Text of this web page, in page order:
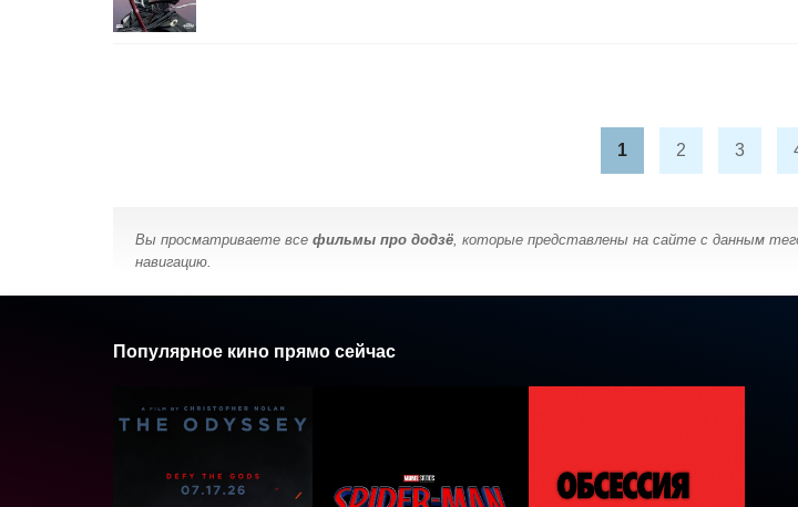
1 2 3
Вы просматриваете все фильмы про додзё, которые представлены на сайте с данным
навигацию.
Популярное кино прямо сейчас